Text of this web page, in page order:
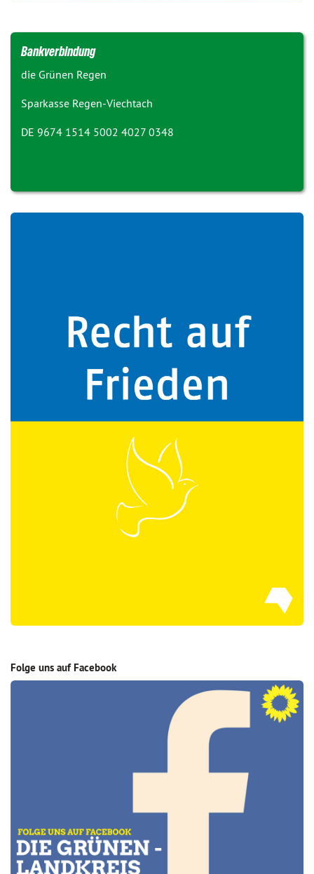
Bankverbindung
die Grünen Regen
Sparkasse Regen-Viechtach
DE 9674 1514 5002 4027 0348
Folge uns auf Facebook